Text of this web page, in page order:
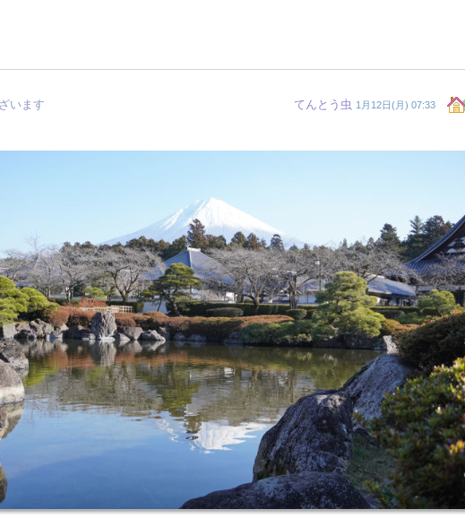
います てんとう虫 1月12日(月) 07:33